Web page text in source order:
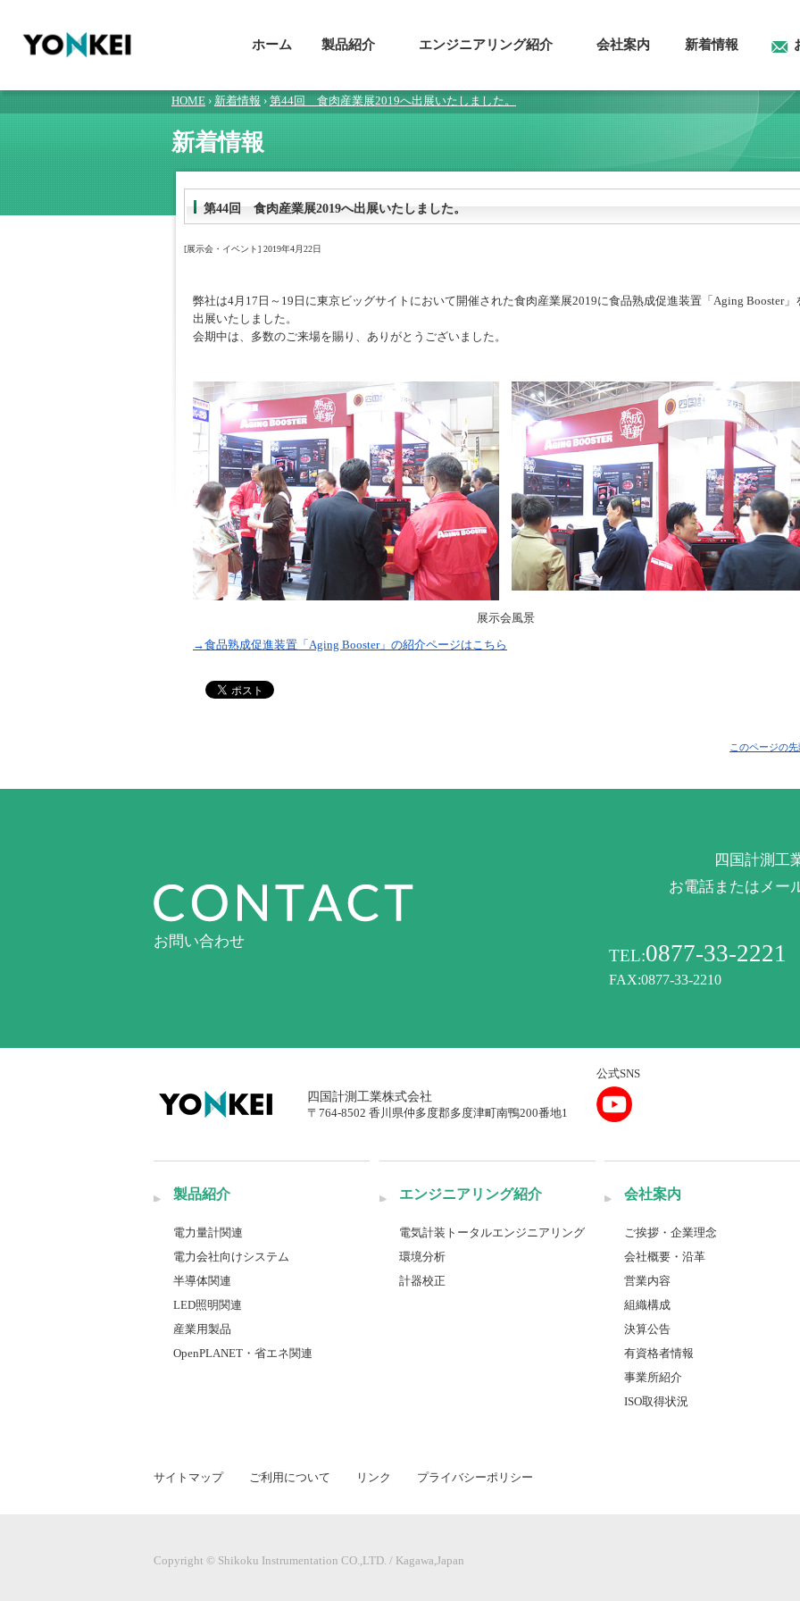
ホーム 製品紹介 エンジニアリング紹介 会社案内 新着情報
HOME › 新着情報 › 第44回 食肉産業展2019へ出展いたしました。
新着情報
第44回 食肉産業展2019へ出展いたしました。
[展示会・イベント] 2019年4月22日
弊社は4月17日～19日に東京ビッグサイトにおいて開催された食肉産業展2019に食品熟成促進装置「Aging Booster」
出展いたしました。
会期中は、多数のご来場を賜り、ありがとうございました。
展示会風景
→食品熟成促進装置「Aging Booster」の紹介ページはこちら
このページの
お問い合わせ
四国計測工
お電話またはメー
TEL:0877-33-2221
FAX:0877-33-2210
四国計測工業株式会社
〒764-8502 香川県仲多度郡多度津町南鴨200番地1
公式SNS
製品紹介
電力量計関連
電力会社向けシステム
半導体関連
LED照明関連
産業用製品
OpenPLANET・省エネ関連
エンジニアリング紹介
電気計装トータルエンジニアリング
環境分析
計器校正
会社案内
ご挨拶・企業理念
会社概要・沿革
営業内容
組織構成
決算公告
有資格者情報
事業所紹介
ISO取得状況
サイトマップ ご利用について リンク プライバシーポリシー
Copyright © Shikoku Instrumentation CO.,LTD. / Kagawa,Japan